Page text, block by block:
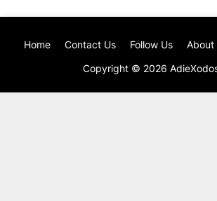
Copyright © 2026
Home Contact Us Follow Us About